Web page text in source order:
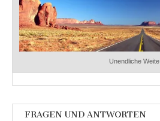
Unendliche Weite
FRAGEN UND ANTWORTEN